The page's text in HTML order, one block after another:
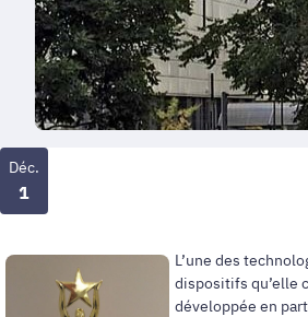
Déc.
1
L’une des
dispositifs qu’elle
développée en